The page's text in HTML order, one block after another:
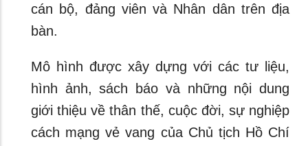
cán bộ, đảng viên và Nhân dân trên địa
bàn.
Mô hình được xây dựng với các tư liệu,
hình ảnh, sách báo và những nội dung
giới thiệu về thân thế, cuộc đời, sự nghiệp
cách mạng vẻ vang của Chủ tịch Hồ Chí